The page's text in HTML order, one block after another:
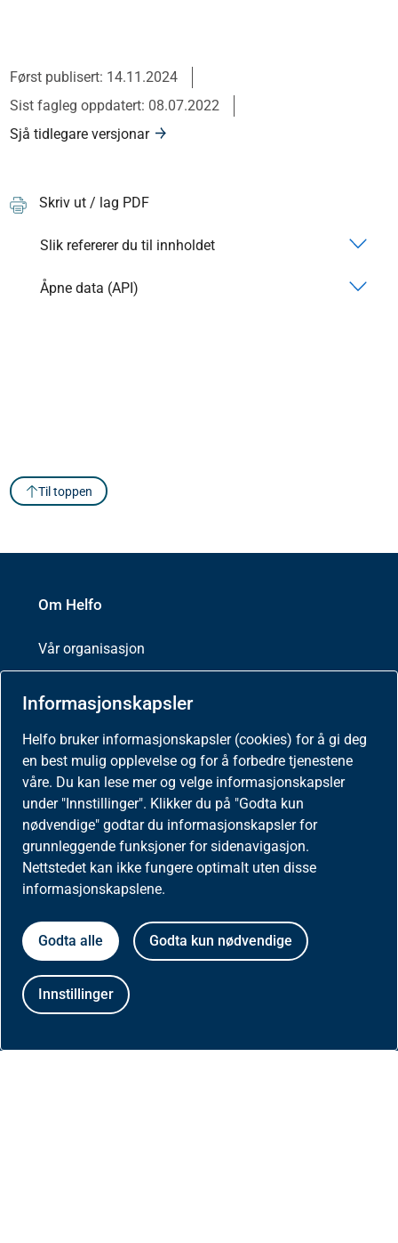
Informasjonskapsler
Helfo bruker informasjonskapsler (cookies) for å gi deg
en best mulig opplevelse og for å forbedre tjenestene
våre. Du kan lese mer og velge informasjonskapsler
under "Innstillinger". Klikker du på "Godta kun
nødvendige" godtar du informasjonskapsler for
grunnleggende funksjoner for sidenavigasjon.
Nettstedet kan ikke fungere optimalt uten disse
informasjonskapslene.
Godta alle Godta kun nødvendige
Innstillinger
Først publisert: 14.11.2024
Sist fagleg oppdatert: 08.07.2022
Sjå tidlegare versjonar
Skriv ut / lag PDF
Slik refererer du til innholdet
Åpne data (API)
Til toppen
Om Helfo
Vår organisasjon
Ledig stilling
Kontakt oss
About Helfo
Postboks 2415
Aktuelt
Nyheter